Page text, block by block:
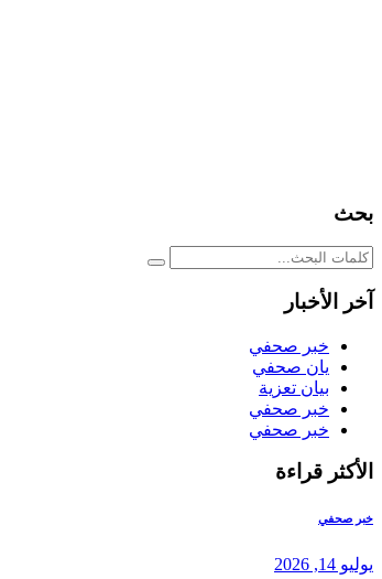
بحث
آخر الأخبار
خبر صحفي
يان صحفي
بيان تعزية
خبر صحفي
خبر صحفي
الأكثر قراءة
خبر صحفي
يوليو 14, 2026